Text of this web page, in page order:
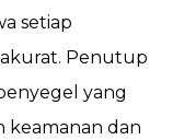
setiap
Penutup
yang
keamanan dan